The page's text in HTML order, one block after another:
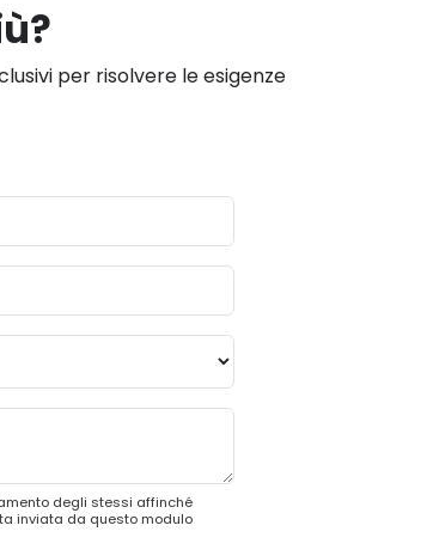
per risolvere le esigenze
degli stessi affinché
inviata da questo modulo